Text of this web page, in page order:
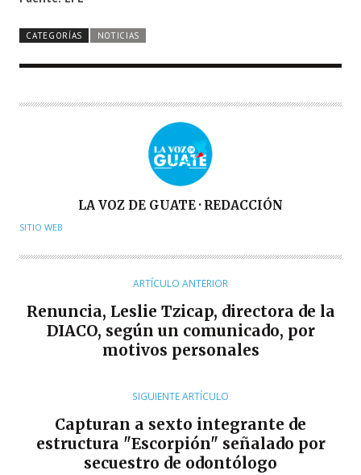
CATEGORÍAS NOTICIAS
U
O
LA VOZ DE GUATE · REDACCIÓN
SITIO WEB
ARTÍCULO ANTERIOR
Renuncia, Leslie Tzicap, directora de la
DIACO, según un comunicado, por
motivos personales
SIGUIENTE ARTÍCULO
Capturan a sexto integrante de
estructura "Escorpión" señalado por
secuestro de odontólogo